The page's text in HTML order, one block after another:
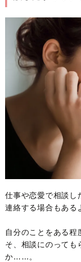
仕事や恋愛で相談し
連絡する場合もある
自分のことをある程
そ、相談にのっても
か……。